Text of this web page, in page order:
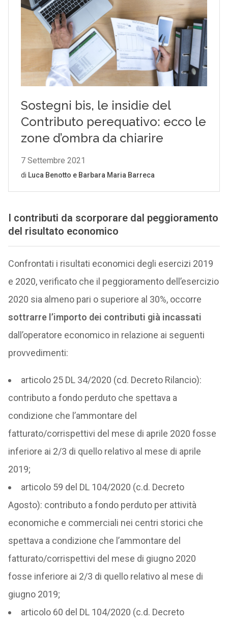
I contributi da scorporare dal peggioramento
del risultato economico
Confrontati i risultati economici degli esercizi 2019
e 2020, verificato che il peggioramento dell’esercizio
2020 sia almeno pari o superiore al 30%, occorre
sottrarre l’importo dei contributi già incassati
dall’operatore economico in relazione ai seguenti
provvedimenti:
articolo 25 DL 34/2020 (cd. Decreto Rilancio):
contributo a fondo perduto che spettava a
condizione che l’ammontare del
fatturato/corrispettivi del mese di aprile 2020 fosse
inferiore ai 2/3 di quello relativo al mese di aprile
2019;
articolo 59 del DL 104/2020 (c.d. Decreto
Agosto): contributo a fondo perduto per attività
economiche e commerciali nei centri storici che
spettava a condizione che l’ammontare del
fatturato/corrispettivi del mese di giugno 2020
fosse inferiore ai 2/3 di quello relativo al mese di
giugno 2019;
articolo 60 del DL 104/2020 (c.d. Decreto